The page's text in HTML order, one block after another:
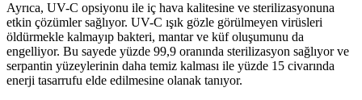
Ayrıca, UV-C opsiyonu ile iç hava kalitesine ve sterilizasyonuna
etkin çözümler sağlıyor. UV-C ışık gözle görülmeyen virüsleri
öldürmekle kalmayıp bakteri, mantar ve küf oluşumunu da
engelliyor. Bu sayede yüzde 99,9 oranında sterilizasyon sağlıyor ve
serpantin yüzeylerinin daha temiz kalması ile yüzde 15 civarında
enerji tasarrufu elde edilmesine olanak tanıyor.